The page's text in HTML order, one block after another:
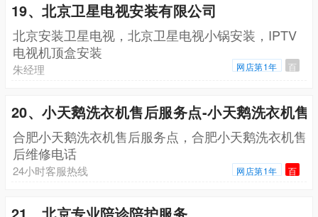
19、北京卫星电视安装有限公司
北京安装卫星电视，北京卫星电视小锅安装，IPTV
电视机顶盒安装
朱经理 网店第1年 百
20、小天鹅洗衣机售后服务点-小天鹅洗衣机售
合肥小天鹅洗衣机售后服务点，合肥小天鹅洗衣机售
后维修电话
24小时客服热线 网店第1年 百